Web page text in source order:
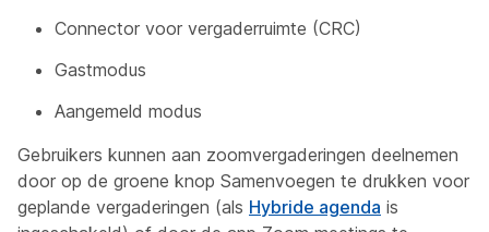
Connector voor vergaderruimte (CRC)
Gastmodus
Aangemeld modus
Gebruikers kunnen aan zoomvergaderingen deelnemen
door op de groene knop Samenvoegen te drukken voor
geplande vergaderingen (als Hybride agenda is